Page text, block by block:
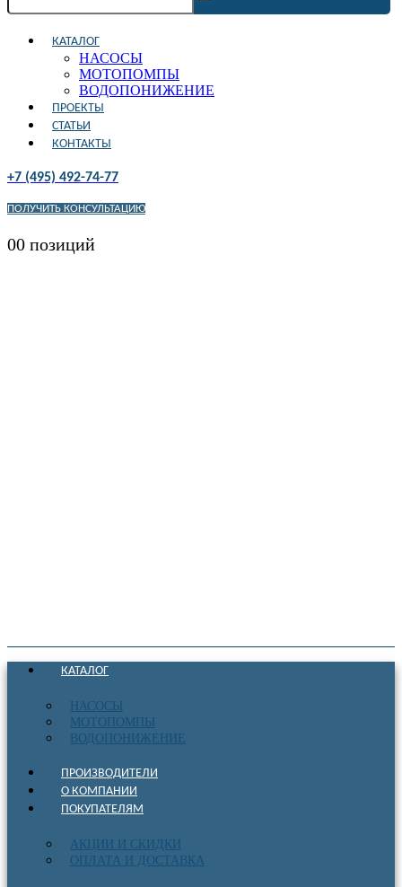
КАТАЛОГ
НАСОСЫ
МОТОПОМПЫ
ВОДОПОНИЖЕНИЕ
ПРОЕКТЫ
СТАТЬИ
КОНТАКТЫ
+7 (495) 492-74-77
ПОЛУЧИТЬ КОНСУЛЬТАЦИЮ
00 позиций
КАТАЛОГ
НАСОСЫ
МОТОПОМПЫ
ВОДОПОНИЖЕНИЕ
ПРОИЗВОДИТЕЛИ
О КОМПАНИИ
ПОКУПАТЕЛЯМ
АКЦИИ И СКИДКИ
ОПЛАТА И ДОСТАВКА